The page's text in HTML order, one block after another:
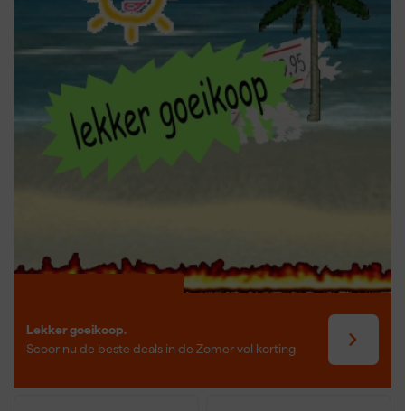
soepele werking en verlengt de levensduur. Voor het beste
resultaat en veiligheid is het raadzaam het mes altijd volgens de
instructies van de fabrikant te onderhouden.
Lekker goeikoop.
Scoor nu de beste deals in de Zomer vol korting